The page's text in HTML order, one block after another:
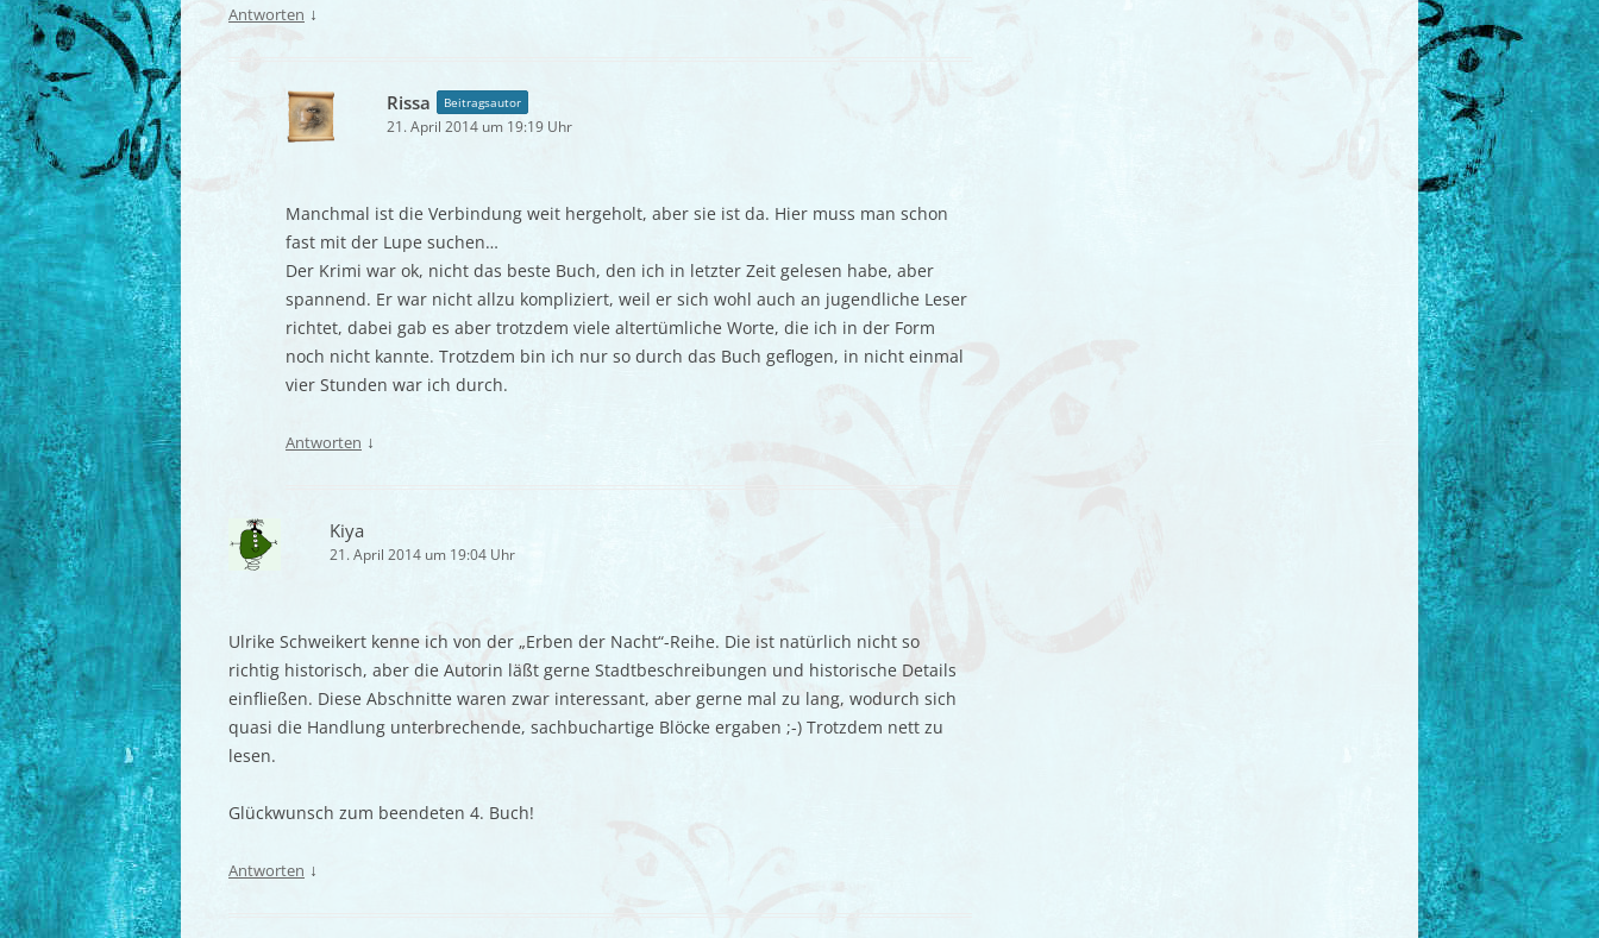
Antworten ↓
Rissa Beitragsautor
21. April 2014 um 19:19 Uhr
Manchmal ist die Verbindung weit hergeholt, aber sie ist da. Hier muss man schon
fast mit der Lupe suchen…
Der Krimi war ok, nicht das beste Buch, den ich in letzter Zeit gelesen habe, aber
spannend. Er war nicht allzu kompliziert, weil er sich wohl auch an jugendliche Leser
richtet, dabei gab es aber trotzdem viele altertümliche Worte, die ich in der Form
noch nicht kannte. Trotzdem bin ich nur so durch das Buch geflogen, in nicht einmal
vier Stunden war ich durch.
Antworten ↓
Kiya
21. April 2014 um 19:04 Uhr
Ulrike Schweikert kenne ich von der „Erben der Nacht“-Reihe. Die ist natürlich nicht so
richtig historisch, aber die Autorin läßt gerne Stadtbeschreibungen und historische Details
einfließen. Diese Abschnitte waren zwar interessant, aber gerne mal zu lang, wodurch sich
quasi die Handlung unterbrechende, sachbuchartige Blöcke ergaben ;-) Trotzdem nett zu
lesen.
Glückwunsch zum beendeten 4. Buch!
Antworten ↓